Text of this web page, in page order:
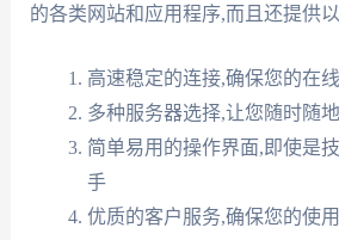
的各类网站和应用程序,而且还提供
高速稳定的连接,确保您的在
多种服务器选择,让您随时随
简单易用的操作界面,即使是
手
优质的客户服务,确保您的使